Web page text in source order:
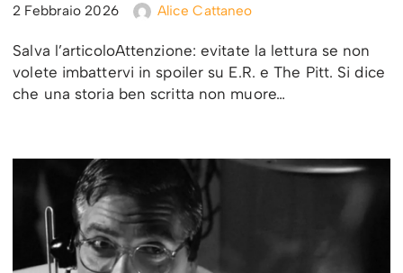
2 Febbraio 2026 Alice Cattaneo
Salva l’articoloAttenzione: evitate la lettura se non
volete imbattervi in spoiler su E.R. e The Pitt. Si dice
che una storia ben scritta non muore…